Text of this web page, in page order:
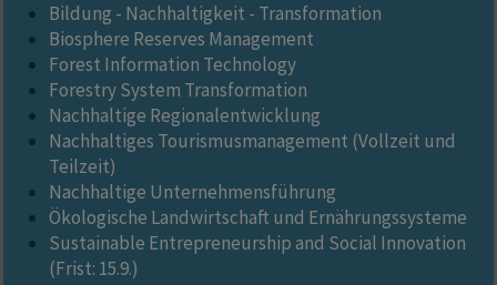
Bildung - Nachhaltigkeit - Transformation
Biosphere Reserves Management
Forest Information Technology
Forestry System Transformation
Nachhaltige Regionalentwicklung
Nachhaltiges Tourismusmanagement (Vollzeit und
Teilzeit)
Nachhaltige Unternehmensführung
Ökologische Landwirtschaft und Ernährungssysteme
Sustainable Entrepreneurship and Social Innovation
(Frist: 15.9.)